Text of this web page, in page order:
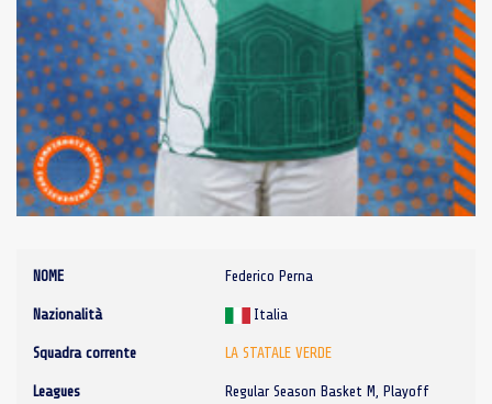
NOME Federico Perna
Nazionalità Italia
Squadra corrente LA STATALE VERDE
Leagues
Regular Season Basket M, Playoff